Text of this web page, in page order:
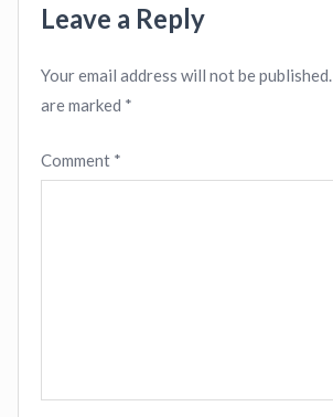
Leave a Reply
Your email address will not be published.
are marked *
Comment *